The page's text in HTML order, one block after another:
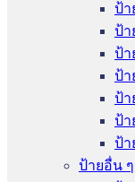
ป้า
ป้า
ป้า
ป้า
ป้า
ป้า
ป้า
ป้ายอื่น ๆ